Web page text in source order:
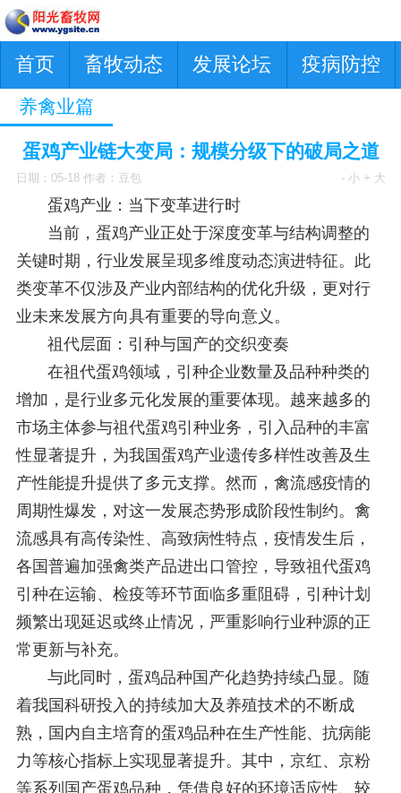
首页 畜牧动态 发展论坛 疫病防控
养禽业篇
蛋鸡产业链大变局：规模分级下的破局之道
日期：05-18 作者：豆包 - 小 + 大
蛋鸡产业：当下变革进行时
当前，蛋鸡产业正处于深度变革与结构调整的
关键时期，行业发展呈现多维度动态演进特征。此
类变革不仅涉及产业内部结构的优化升级，更对行
业未来发展方向具有重要的导向意义。
祖代层面：引种与国产的交织变奏
在祖代蛋鸡领域，引种企业数量及品种种类的
增加，是行业多元化发展的重要体现。越来越多的
市场主体参与祖代蛋鸡引种业务，引入品种的丰富
性显著提升，为我国蛋鸡产业遗传多样性改善及生
产性能提升提供了多元支撑。然而，禽流感疫情的
周期性爆发，对这一发展态势形成阶段性制约。禽
流感具有高传染性、高致病性特点，疫情发生后，
各国普遍加强禽类产品进出口管控，导致祖代蛋鸡
引种在运输、检疫等环节面临多重阻碍，引种计划
频繁出现延迟或终止情况，严重影响行业种源的正
常更新与补充。
与此同时，蛋鸡品种国产化趋势持续凸显。随
着我国科研投入的持续加大及养殖技术的不断成
熟，国内自主培育的蛋鸡品种在生产性能、抗病能
力等核心指标上实现显著提升。其中，京红、京粉
等系列国产蛋鸡品种，凭借良好的环境适应性、较